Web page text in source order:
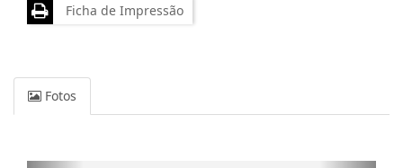
Ficha de Impressão
Fotos